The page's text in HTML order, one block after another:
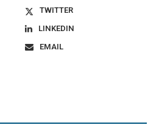
TWITTER
LINKEDIN
EMAIL